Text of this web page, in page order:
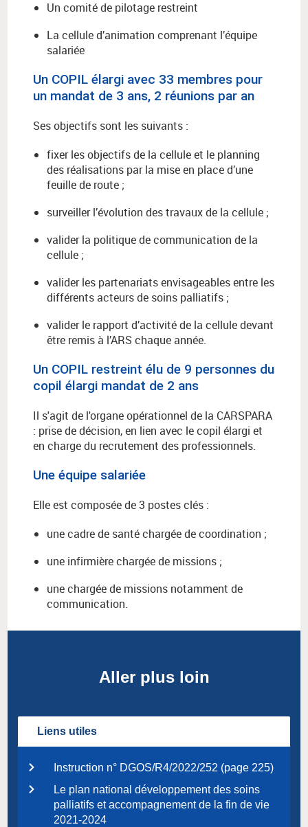
Un comité de pilotage restreint
La cellule d’animation comprenant l’équipe
salariée
Un COPIL élargi avec 33 membres pour
un mandat de 3 ans, 2 réunions par an
Ses objectifs sont les suivants :
fixer les objectifs de la cellule et le planning
des réalisations par la mise en place d’une
feuille de route ;
surveiller l’évolution des travaux de la cellule ;
valider la politique de communication de la
cellule ;
valider les partenariats envisageables entre les
différents acteurs de soins palliatifs ;
valider le rapport d’activité de la cellule devant
être remis à l’ARS chaque année.
Un COPIL restreint élu de 9 personnes du
copil élargi mandat de 2 ans
Il s'agit de l'organe opérationnel de la CARSPARA
: prise de décision, en lien avec le copil élargi et
en charge du recrutement des professionnels.
Une équipe salariée
Elle est composée de 3 postes clés :
une cadre de santé chargée de coordination ;
une infirmière chargée de missions ;
une chargée de missions notamment de
communication.
Aller plus loin
Liens utiles
Instruction n° DGOS/R4/2022/252 (page 225)
Le plan national développement des soins
palliatifs et accompagnement de la fin de vie
2021-2024